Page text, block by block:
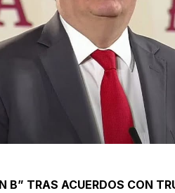
B” TRAS ACUERDOS CON